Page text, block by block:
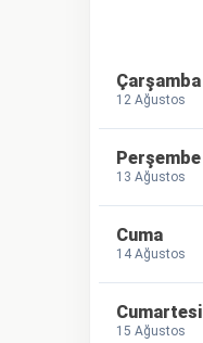
Çarşamba
12 Ağustos
Perşembe
13 Ağustos
Cuma
14 Ağustos
Cumartesi
15 Ağustos